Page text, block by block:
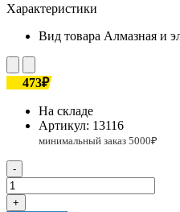
Характеристики
Вид товара Алмазная и
473₽
На складе
Артикул: 13116
-
+